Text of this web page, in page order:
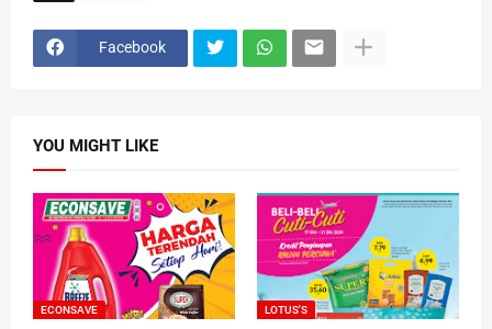
Facebook
YOU MIGHT LIKE
ECONSAVE LOTUS'S